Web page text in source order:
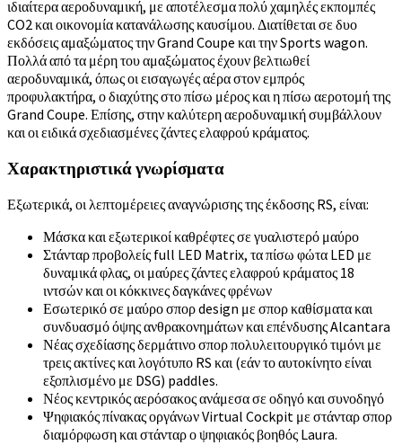
ιδιαίτερα αεροδυναμική, με αποτέλεσμα πολύ χαμηλές εκπομπές
CO2 και οικονομία κατανάλωσης καυσίμου. Διατίθεται σε δυο
εκδόσεις αμαξώματος την Grand Coupe και την Sports wagon.
Πολλά από τα μέρη του αμαξώματος έχουν βελτιωθεί
αεροδυναμικά, όπως οι εισαγωγές αέρα στον εμπρός
προφυλακτήρα, ο διαχύτης στο πίσω μέρος και η πίσω αεροτομή της
Grand Coupe. Επίσης, στην καλύτερη αεροδυναμική συμβάλλουν
και οι ειδικά σχεδιασμένες ζάντες ελαφρού κράματος.
Χαρακτηριστικά γνωρίσματα
Εξωτερικά, οι λεπτομέρειες αναγνώρισης της έκδοσης RS, είναι:
Μάσκα και εξωτερικοί καθρέφτες σε γυαλιστερό μαύρο
Στάνταρ προβολείς full LED Matrix, τα πίσω φώτα LED με
δυναμικά φλας, οι μαύρες ζάντες ελαφρού κράματος 18
ιντσών και οι κόκκινες δαγκάνες φρένων
Εσωτερικό σε μαύρο σπορ design με σπορ καθίσματα και
συνδυασμό όψης ανθρακονημάτων και επένδυσης Alcantara
Νέας σχεδίασης δερμάτινο σπορ πολυλειτουργικό τιμόνι με
τρεις ακτίνες και λογότυπο RS και (εάν το αυτοκίνητο είναι
εξοπλισμένο με DSG) paddles.
Νέος κεντρικός αερόσακος ανάμεσα σε οδηγό και συνοδηγό
Ψηφιακός πίνακας οργάνων Virtual Cockpit με στάνταρ σπορ
διαμόρφωση και στάνταρ ο ψηφιακός βοηθός Laura.